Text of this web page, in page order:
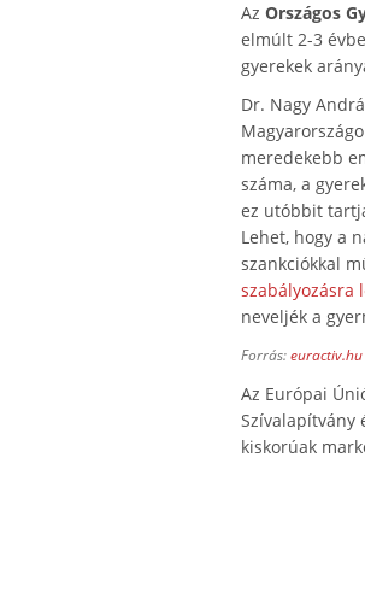
Az Országos
elmúlt 2-3
gyerekek
Dr. Nagy
meredekebb
száma, a
ez utóbbit
Lehet, hogy a
szankciókkal
szabályozásra
neveljék a
Forrás:euractiv.hu
Az Európai
Szívalapítvány
kiskorúak